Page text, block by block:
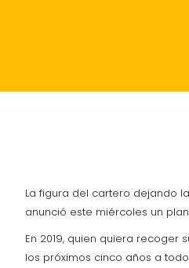
La figura del cartero dejando
anunció este miércoles un
En 2019, quien quiera
los próximos cinco años a